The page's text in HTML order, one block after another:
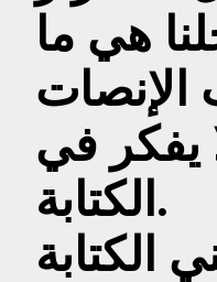
هي ما
الإنصات
يفكر في
الكتابة.
الكتابة